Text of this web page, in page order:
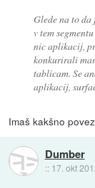
Glede na to da
v tem
nic aplikacij,
konkurirali
tablicam. Se
aplikacij,
Imaš kakšno
Dumber
:: 17. okt